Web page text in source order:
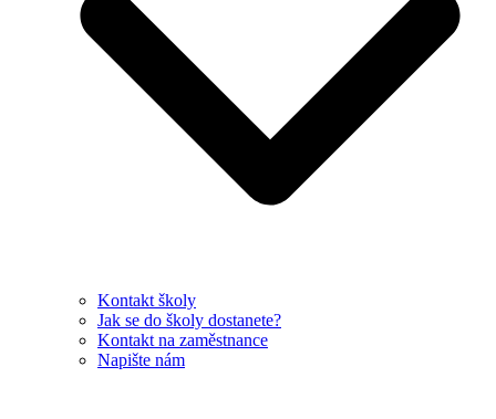
Kontakt školy
Jak se do školy dostanete?
Kontakt na zaměstnance
Napište nám